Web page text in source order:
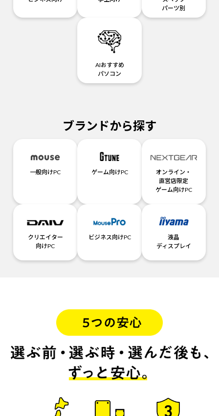
パーツ別
AIおすすめ
パソコン
ブランドから探す
一般向けPC ゲーム向けPC
オンライン・
直営店限定
ゲーム向けPC
クリエイター
向けPC
ビジネス向けPC
液晶
ディスプレイ